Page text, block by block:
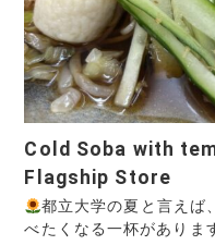
Cold Soba with
Flagship Store
都立大学の夏と言えば
べたくなる一杯がありま